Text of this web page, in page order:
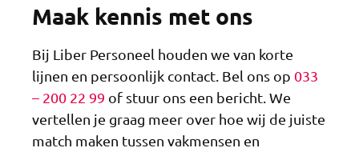
Maak kennis met ons
Bij Liber Personeel houden we van korte
lijnen en persoonlijk contact. Bel ons op 033
– 200 22 99 of stuur ons een bericht. We
vertellen je graag meer over hoe wij de juiste
match maken tussen vakmensen en